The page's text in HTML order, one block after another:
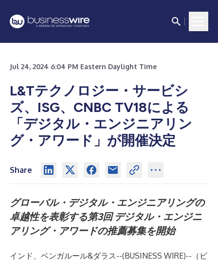
Jul 24, 2024 6:04 PM Eastern Daylight Time
L&Tテクノロジー・サービシ
ズ、ISG、CNBC TV18による
「デジタル・エンジニアリン
グ・アワード」が開催決定
Share
グローバル・デジタル・エンジニアリングの
卓越性を表彰する第3回 デジタル・エンジニ
アリング・アワードの推薦募集を開始
インド、ベンガルール&ダラス--(BUSINESS WIRE)-- （ビ